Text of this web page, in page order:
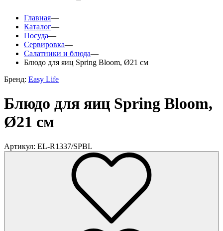
Главная—
Каталог—
Посуда—
Сервировка—
Салатники и блюда—
Блюдо для яиц Spring Bloom, Ø21 см
Бренд: Easy Life
Блюдо для яиц Spring Bloom,
Ø21 см
Артикул: EL-R1337/SPBL